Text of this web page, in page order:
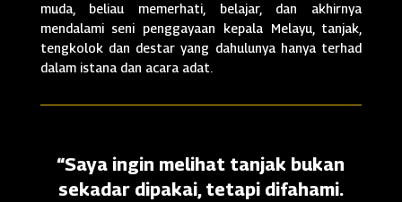
muda, beliau memerhati, belajar, dan akhirnya
mendalami seni penggayaan kepala Melayu, tanjak,
tengkolok dan destar yang dahulunya hanya terhad
dalam istana dan acara adat.
“Saya ingin melihat tanjak bukan
sekadar dipakai, tetapi difahami.